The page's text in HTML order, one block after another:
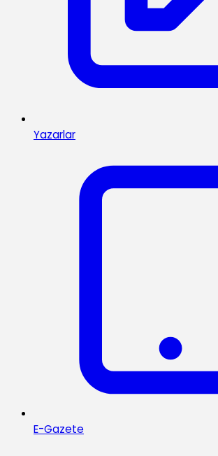
Yazarlar
E-Gazete